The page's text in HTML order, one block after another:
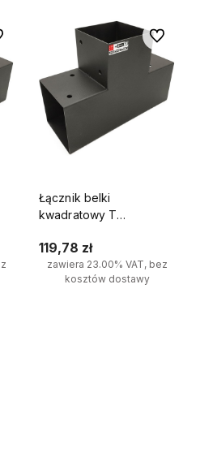
ulubionych
Łącznik belki
kwadratowy T
kantówek 3 końce
119,78 zł
zawiera 23.00% VAT, bez
kosztów dostawy
Do